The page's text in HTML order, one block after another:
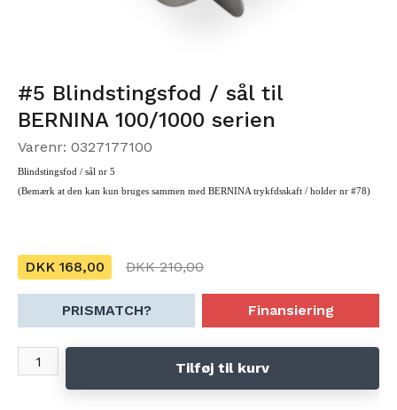
#5 Blindstingsfod / sål til
BERNINA 100/1000 serien
Varenr: 0327177100
Blindstingsfod / sål nr 5
(Bemærk at den kan kun bruges sammen med BERNINA trykfdsskaft / holder nr #78)
DKK 168,00 DKK 210,00
PRISMATCH? Finansiering
Tilføj til kurv